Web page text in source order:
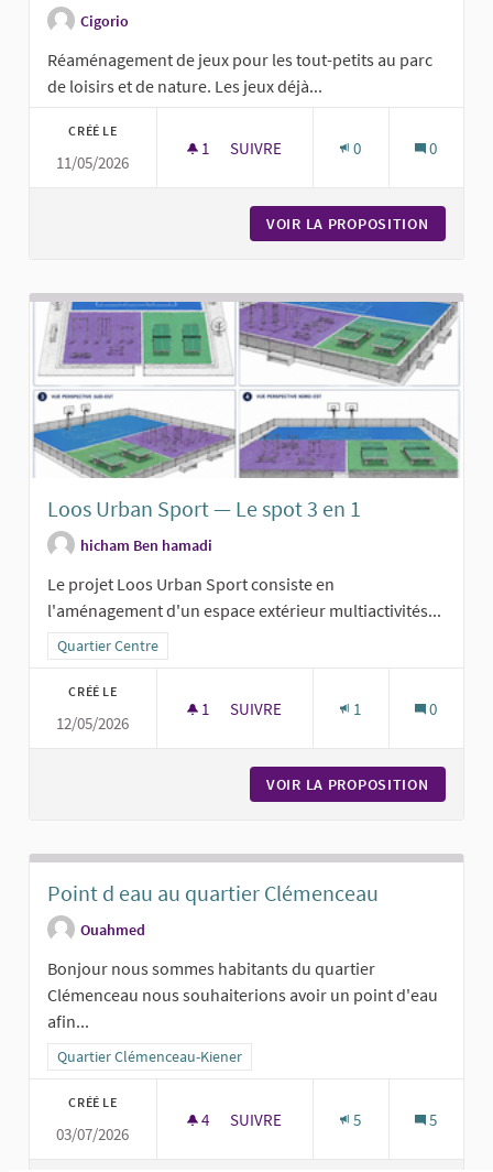
Cigorio
Réaménagement de jeux pour les tout-petits au parc
de loisirs et de nature. Les jeux déjà...
CRÉÉ LE
11/05/2026
1 1 ABONNÉ
SUIVRE 0 0
VOIR LA PROPOSITION
Loos Urban Sport — Le spot 3 en 1
hicham Ben hamadi
Le projet Loos Urban Sport consiste en
l'aménagement d'un espace extérieur multiactivités...
Filtrer les résultats pour le secteur : Quartier Centre
Quartier Centre
CRÉÉ LE
12/05/2026
1 1 ABONNÉ
SUIVRE 1 0
VOIR LA PROPOSITION
Point d eau au quartier Clémenceau
Ouahmed
Bonjour nous sommes habitants du quartier
Clémenceau nous souhaiterions avoir un point d'eau
afin...
Filtrer les résultats pour le secteur : Quartier Clémenceau-Kiener
Quartier Clémenceau-Kiener
CRÉÉ LE
03/07/2026
4 4 ABONNÉS
SUIVRE 5 5